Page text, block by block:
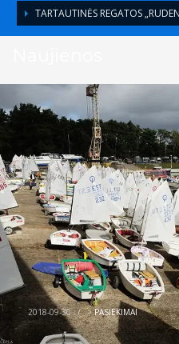
TARTAUTINĖS REGATOS
2018-09-30 / >PASIEKIMAI